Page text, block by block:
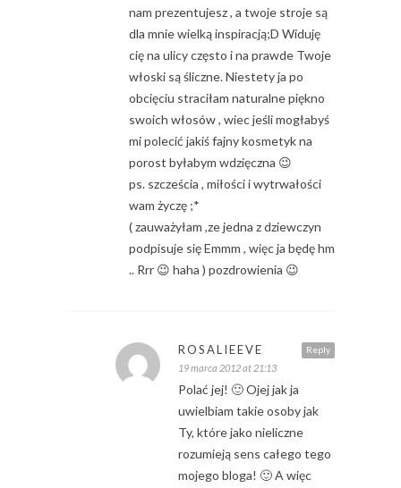
nam prezentujesz , a twoje stroje są
dla mnie wielką inspiracją;D Widuję
cię na ulicy często i na prawde Twoje
włoski są śliczne. Niestety ja po
obcięciu straciłam naturalne piękno
swoich włosów , wiec jeśli mogłabyś
mi polecić jakiś fajny kosmetyk na
porost byłabym wdzięczna 😉
ps. szcześcia , miłości i wytrwałości
wam życzę ;*
( zauważyłam ,ze jedna z dziewczyn
podpisuje się Emmm , więc ja będę hm
.. Rrr 😉 haha ) pozdrowienia 😉
Reply
ROSALIEEVE
19 marca 2012 at 21:13
Polać jej! 🙂 Ojej jak ja
uwielbiam takie osoby jak
Ty, które jako nieliczne
rozumieją sens całego tego
mojego bloga! 🙂 A więc